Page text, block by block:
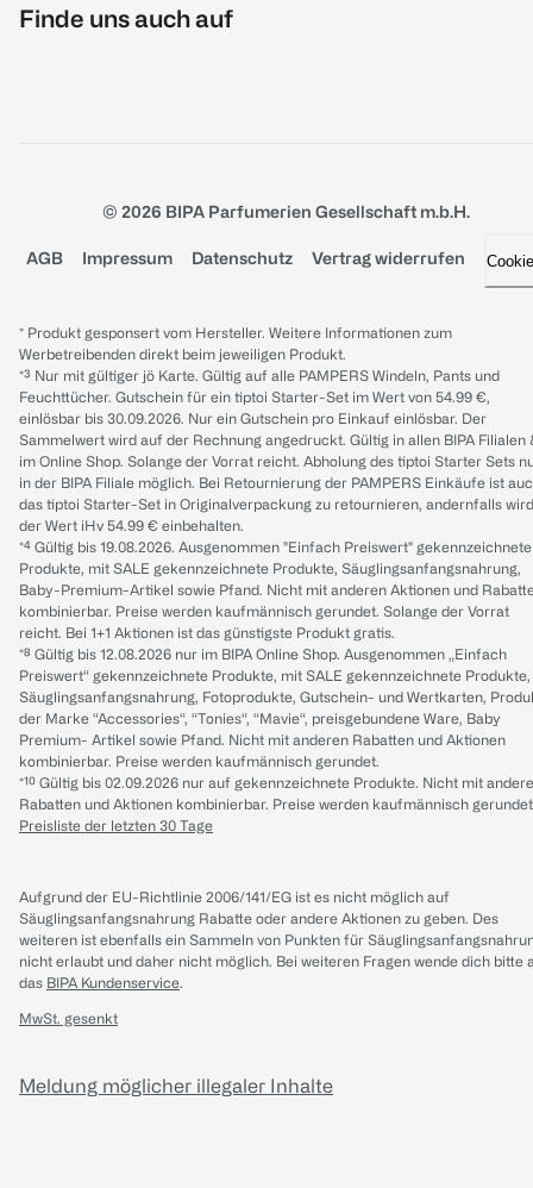
Finde uns auch auf
© 2026 BIPA Parfumerien Gesellschaft m.b.H.
AGB Impressum Datenschutz Vertrag widerrufen
* Produkt gesponsert vom Hersteller. Weitere Informationen zum
Werbetreibenden direkt beim jeweiligen Produkt.
*³ Nur mit gültiger jö Karte. Gültig auf alle PAMPERS Windeln, Pants und
Feuchttücher. Gutschein für ein tiptoi Starter-Set im Wert von 54.99 €,
einlösbar bis 30.09.2026. Nur ein Gutschein pro Einkauf einlösbar. Der
Sammelwert wird auf der Rechnung angedruckt. Gültig in allen BIPA Filialen
im Online Shop. Solange der Vorrat reicht. Abholung des tiptoi Starter Sets
in der BIPA Filiale möglich. Bei Retournierung der PAMPERS Einkäufe ist
das tiptoi Starter-Set in Originalverpackung zu retournieren, andernfalls wird
der Wert iHv 54.99 € einbehalten.
*⁴ Gültig bis 19.08.2026. Ausgenommen "Einfach Preiswert" gekennzeichnete
Produkte, mit SALE gekennzeichnete Produkte, Säuglingsanfangsnahrung,
Baby-Premium-Artikel sowie Pfand. Nicht mit anderen Aktionen und
kombinierbar. Preise werden kaufmännisch gerundet. Solange der Vorrat
reicht. Bei 1+1 Aktionen ist das günstigste Produkt gratis.
*⁸ Gültig bis 12.08.2026 nur im BIPA Online Shop. Ausgenommen „Einfach
Preiswert“ gekennzeichnete Produkte, mit SALE gekennzeichnete Produkte,
Säuglingsanfangsnahrung, Fotoprodukte, Gutschein- und Wertkarten,
der Marke “Accessories“, “Tonies“, “Mavie“, preisgebundene Ware, Baby
Premium- Artikel sowie Pfand. Nicht mit anderen Rabatten und Aktionen
kombinierbar. Preise werden kaufmännisch gerundet.
*¹⁰ Gültig bis 02.09.2026 nur auf gekennzeichnete Produkte. Nicht mit
Rabatten und Aktionen kombinierbar. Preise werden kaufmännisch
Preisliste der letzten 30 Tage
Aufgrund der EU-Richtlinie 2006/141/EG ist es nicht möglich auf
Säuglingsanfangsnahrung Rabatte oder andere Aktionen zu geben. Des
weiteren ist ebenfalls ein Sammeln von Punkten für
nicht erlaubt und daher nicht möglich. Bei weiteren Fragen wende dich bitte
das BIPA Kundenservice.
MwSt. gesenkt
Meldung möglicher illegaler Inhalte